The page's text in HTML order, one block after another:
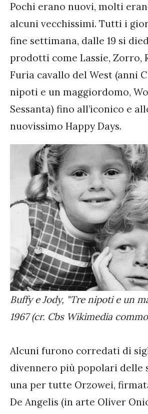
Pochi erano nuovi, molti
alcuni vecchissimi. Tutti i
fine settimana, dalle 19 si
prodotti come Lassie, Zorro,
Furia cavallo del West (anni
nipoti e un maggiordomo,
Sessanta) fino all’iconico e
nuovissimo Happy Days.
Buffy e Jody, "Tre nipoti e un
1967 (cr. Cbs Wikimedia
Alcuni furono corredati di
divennero più popolari delle
una per tutte Orzowei,
De Angelis (in arte Oliver